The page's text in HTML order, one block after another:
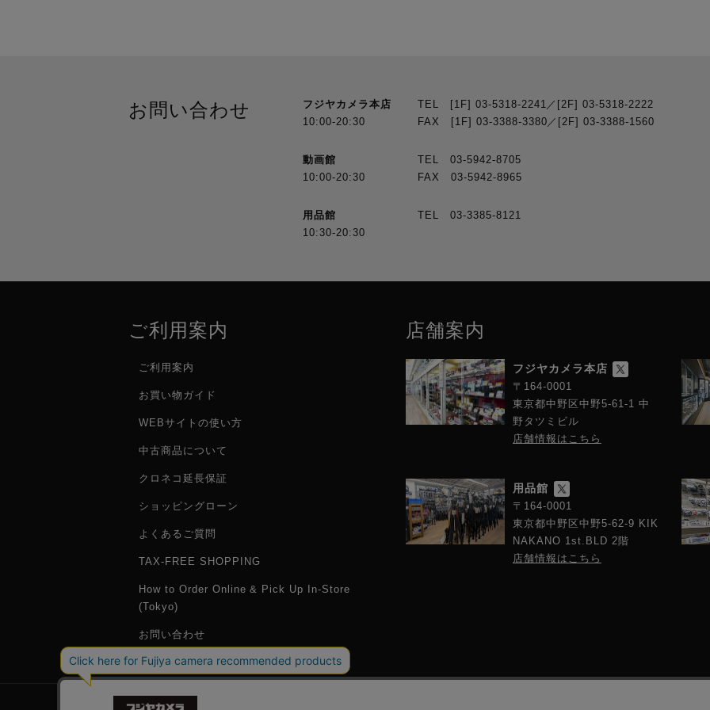
お問い合わせ
フジヤカメラ本店
10:00-20:30
TEL [1F] 03-5318-2241／[2F] 03-5318-2222
FAX [1F] 03-3388-3380／[2F] 03-3388-1560
動画館
10:00-20:30
TEL 03-5942-8705
FAX 03-5942-8965
用品館
10:30-20:30
TEL 03-3385-8121
ご利用案内
ご利用案内
お買い物ガイド
WEBサイトの使い方
中古商品について
クロネコ延長保証
ショッピングローン
よくあるご質問
TAX-FREE SHOPPING
How to Order Online & Pick Up In-Store
(Tokyo)
お問い合わせ
店舗案内
フジヤカメラ本店
〒164-0001
東京都中野区中野5-61-1 中
野タツミビル
店舗情報はこちら
用品館
〒164-0001
東京都中野区中野5-62-9 KIK
NAKANO 1st.BLD 2階
店舗情報はこちら